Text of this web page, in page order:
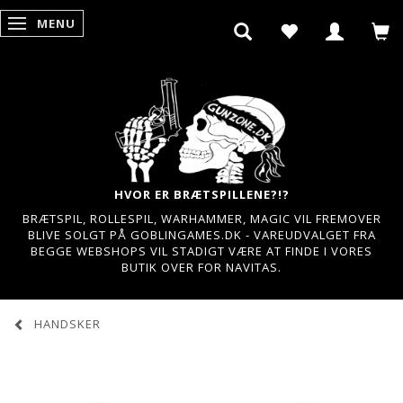
SKIFTE NAVIGATION
MENU
HVOR ER BRÆTSPILLENE?!?
BRÆTSPIL, ROLLESPIL, WARHAMMER, MAGIC VIL FREMOVER
BLIVE SOLGT PÅ GOBLINGAMES.DK - VAREUDVALGET FRA
BEGGE WEBSHOPS VIL STADIGT VÆRE AT FINDE I VORES
BUTIK OVER FOR NAVITAS.
HANDSKER